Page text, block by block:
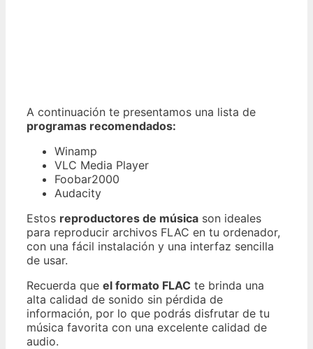
A continuación te presentamos una lista de
programas recomendados:
Winamp
VLC Media Player
Foobar2000
Audacity
Estos reproductores de música son ideales
para reproducir archivos FLAC en tu ordenador,
con una fácil instalación y una interfaz sencilla
de usar.
Recuerda que el formato FLAC te brinda una
alta calidad de sonido sin pérdida de
información, por lo que podrás disfrutar de tu
música favorita con una excelente calidad de
audio.